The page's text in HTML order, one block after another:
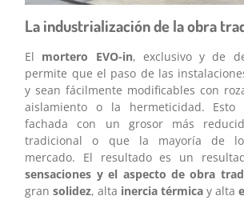
La industrialización de la obra
El mortero EVO-in, exclusivo y de
permite que el paso de las
y sean fácilmente modificables con
aislamiento o la hermeticidad.
fachada con un grosor más
tradicional o que la mayoría de
mercado. El resultado es un
sensaciones y el aspecto de obra
gransolidez, alta inercia térmica y alta